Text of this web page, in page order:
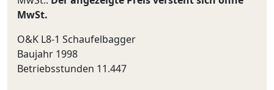
MwSt.
O&K L8-1 Schaufelbagger
Baujahr 1998
Betriebsstunden 11.447